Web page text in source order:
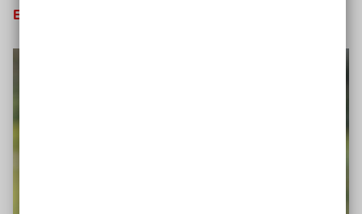
Evaluation: Projekterfolg messen